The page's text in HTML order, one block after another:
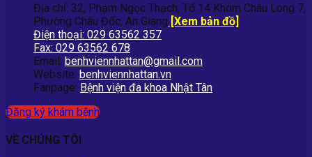
Địa chỉ: 32, Phạm Ngọc Thạch, Tổ 14 Khóm Châu Long 7,
Phường Châu Đốc, An Giang [Xem bản đồ]
Điện thoại: 029 63562 357
Fax: 029 63562 678
Email: benhviennhattan@gmail.com
Website: benhviennhattan.vn
Fanpage: Bệnh viện đa khoa Nhật Tân
Đăng ký khám bệnh
VỀ CHÚNG TÔI